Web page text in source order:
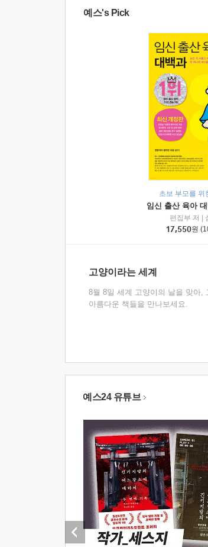
예스's Pick
초보 부모를 위
임신 출산 육아
편집부 저
17,550원
고양이라는 세계
8월 8일 세계 고양이의 날을 맞아,
아름다운 책들을 만나보세요.
예스24 유튜브